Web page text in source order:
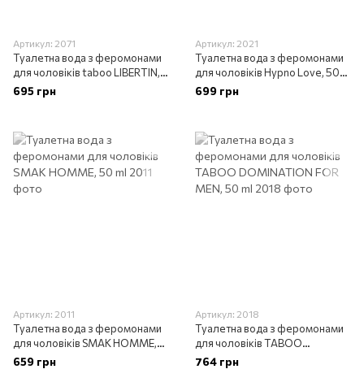
Артикул: 2071
Туалетна вода з феромонами
для чоловіків taboo LIBERTIN,
50 ml
695 грн
Артикул: 2021
Туалетна вода з феромонами
для чоловіків Hypno Love, 50
ml
699 грн
Артикул: 2011
Туалетна вода з феромонами
для чоловіків SMAK HOMME,
50 ml
659 грн
Артикул: 2018
Туалетна вода з феромонами
для чоловіків TABOO
DOMINATION FOR MEN, 50 ml
764 грн